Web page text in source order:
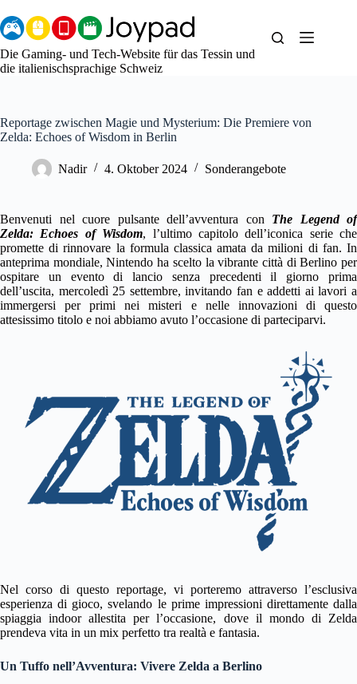
Inhalt
springen
Die Gaming- und Tech-Website für das Tessin und
die italienischsprachige Schweiz
Reportage zwischen Magie und Mysterium: Die Premiere von
Zelda: Echoes of Wisdom in Berlin
Nadir 4. Oktober 2024 Sonderangebote
Benvenuti nel cuore pulsante dell’avventura con The Legend of
Zelda: Echoes of Wisdom, l’ultimo capitolo dell’iconica serie che
promette di rinnovare la formula classica amata da milioni di fan. In
anteprima mondiale, Nintendo ha scelto la vibrante città di Berlino per
ospitare un evento di lancio senza precedenti il giorno prima
dell’uscita, mercoledì 25 settembre, invitando fan e addetti ai lavori a
immergersi per primi nei misteri e nelle innovazioni di questo
attesissimo titolo e noi abbiamo avuto l’occasione di parteciparvi.
Nel corso di questo reportage, vi porteremo attraverso l’esclusiva
esperienza di gioco, svelando le prime impressioni direttamente dalla
spiaggia indoor allestita per l’occasione, dove il mondo di Zelda
prendeva vita in un mix perfetto tra realtà e fantasia.
Un Tuffo nell’Avventura: Vivere Zelda a Berlino